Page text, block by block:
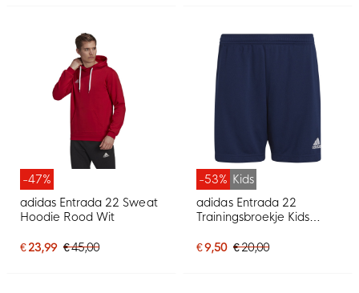
-47%
adidas Entrada 22 Sweat
Hoodie Rood Wit
€ 23,99 € 45,00
-53% Kids
adidas Entrada 22
Trainingsbroekje Kids
€ 9,50 € 20,00